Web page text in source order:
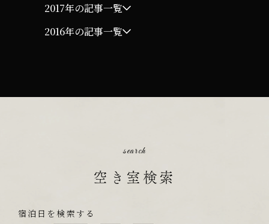
2017年の記事一覧
2016年の記事一覧
search
空き室検索
宿泊日を検索する